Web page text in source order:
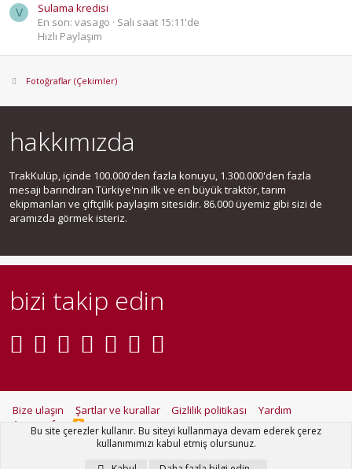
V
Sulama kredisi
En son: vasago
Salı saat 15:11'de
Hızlı Paylaşım
Fotoğraflar (Çekimler)
hakkımızda
TrakKulüp, içinde 100.000'den fazla konuyu, 1.300.000'den fazla
mesajı barındıran Türkiye'nin ilk ve en büyük traktör, tarım
ekipmanları ve çiftçilik paylaşım sitesidir. 86.000 üyemiz gibi sizi de
aramızda görmek isteriz.
bizi takip edin
Bize ulaşın Şartlar ve kurallar Gizlilik politikası
Yardım
Ana sayfa
R
S
Bu site çerezler kullanır. Bu siteyi kullanmaya devam ederek çerez
kullanımımızı kabul etmiş olursunuz.